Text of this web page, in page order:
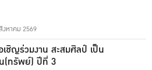
งหาคม 2569
เชิญร่วมงาน สะสมศิลป์ เป็น
(ทรัพย์) ปีที่ 3